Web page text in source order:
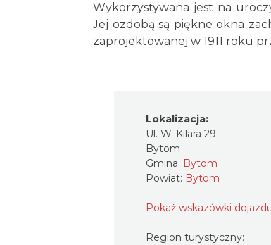
Wykorzystywana jest na
Jej ozdobą są piękne okna
zaprojektowanej w 1911 roku
Lokalizacja:
Ul. W. Kilara 29
Bytom
Gmina: Bytom
Powiat: Bytom
Pokaż wskazówki
Region turystyczny: